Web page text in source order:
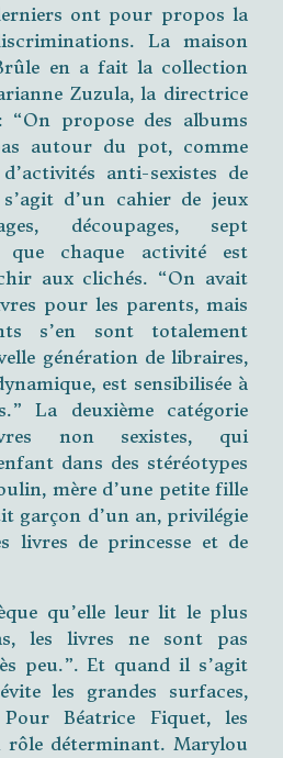
ont pour propos la
La maison
en a fait la collection
Zuzula, la directrice
“On propose des albums
autour du pot, comme
anti-sexistes de
d’un cahier de jeux
découpages, sept
que chaque activité est
aux clichés. “On avait
pour les parents, mais
s’en sont totalement
génération de libraires,
est sensibilisée à
La deuxième catégorie
non sexistes, qui
dans des stéréotypes
mère d’une petite fille
garçon d’un an, privilégie
livres de princesse et de
qu’elle leur lit le plus
les livres ne sont pas
peu.”. Et quand il s’agit
les grandes surfaces,
Pour Béatrice Fiquet, les
déterminant. Marylou